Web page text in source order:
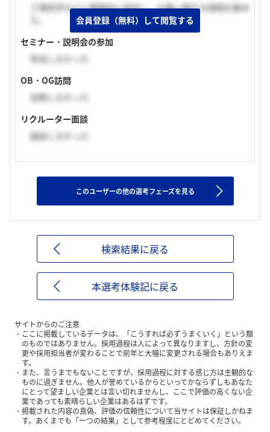
工場見学などに積極的に参加し、企業に関する情報を集め
セミナー・説明会の参加
参加しなかった
OB・OG訪問
訪問しなかった
リクルーター面談
面談しなかった
会員登録（無料）して閲覧する
このユーザーの他の選考フェーズを見る
検索結果に戻る
本選考体験記に戻る
サイトからのご注意
ここに掲載しているデータは、「こうすれば必ずうまくいく」という類
のものではありません。採用過程は人によって異なりますし、方針の変
更や採用担当者が変わることで前年と大幅に変更される場合もありえま
す。
また、言うまでもないことですが、採用過程に対する感じ方は主観的な
ものに過ぎません。他人が誉めているからといってかならずしもあなた
にとって望ましい企業とは言い切れませんし、ここで評価の高くない企
業であっても素晴らしい企業はあるはずです。
掲載された内容の真偽、評価の信頼性について当サイトは保証しかねま
す。あくまでも「一つの結果」として参考程度にとどめてください。